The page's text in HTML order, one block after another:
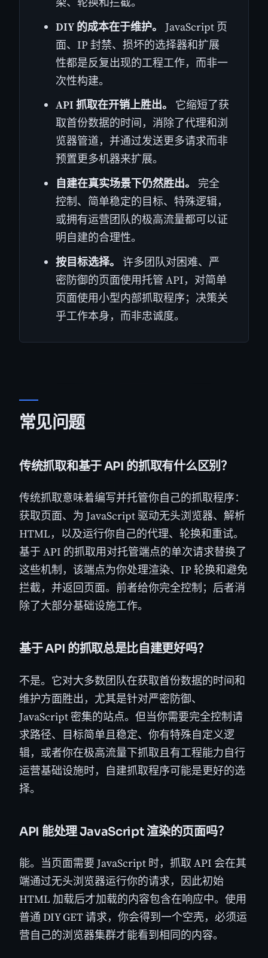
DIY 的成本在于维护。
JavaScript 页
面、IP 封禁、损坏的选择器和扩展
性都是反复出现的工程工作，而非一
次性构建。
API 抓取在开销上胜出。
它缩短了获
取首份数据的时间，消除了代理和浏
览器管道，并通过发送更多请求而非
预置更多机器来扩展。
自建在真实场景下仍然胜出。
完全
控制、简单稳定的目标、特殊逻辑，
或拥有运营团队的极高流量都可以证
明自建的合理性。
按目标选择。 许多团队对困难、严
密防御的页面使用托管 API，对简单
页面使用小型内部抓取程序；决策关
乎工作本身，而非忠诚度。
常见问题
传统抓取和基于 API 的抓取有什么区别？
传统抓取意味着编写并托管你自己的抓取程序：
获取页面、为 JavaScript 驱动无头浏览器、解析
HTML，以及运行你自己的代理、轮换和重试。
基于 API 的抓取用对托管端点的单次请求替换了
这些机制，该端点为你处理渲染、IP 轮换和避免
拦截，并返回页面。前者给你完全控制；后者消
除了大部分基础设施工作。
基于 API 的抓取总是比自建更好吗？
不是。它对大多数团队在获取首份数据的时间和
维护方面胜出，尤其是针对严密防御、
JavaScript 密集的站点。但当你需要完全控制请
求路径、目标简单且稳定、你有特殊自定义逻
辑，或者你在极高流量下抓取且有工程能力自行
运营基础设施时，自建抓取程序可能是更好的选
择。
API 能处理 JavaScript 渲染的页面吗？
能。当页面需要 JavaScript 时，抓取 API 会在其
端通过无头浏览器运行你的请求，因此初始
HTML 加载后才加载的内容包含在响应中。使用
普通 DIY GET 请求，你会得到一个空壳，必须运
营自己的浏览器集群才能看到相同的内容。